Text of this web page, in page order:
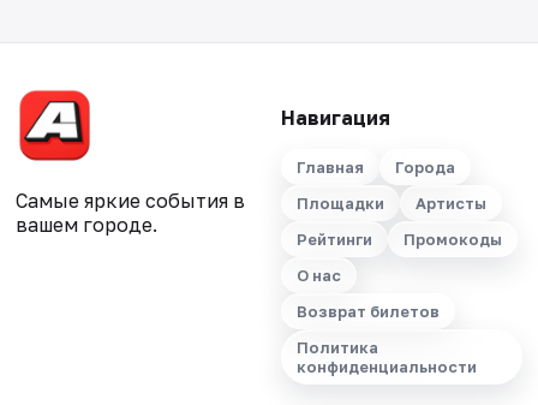
Самые яркие события в
вашем городе.
Навигация
Главная
Города
Площадки
Артисты
Рейтинги
Промокоды
О нас
Возврат билетов
Политика
конфиденциальности